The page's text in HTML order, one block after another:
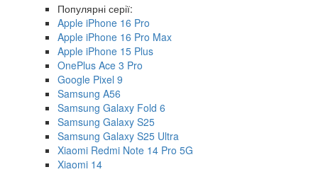
Популярні серії:
Apple iPhone 16 Pro
Apple iPhone 16 Pro Max
Apple iPhone 15 Plus
OnePlus Ace 3 Pro
Google Pixel 9
Samsung A56
Samsung Galaxy Fold 6
Samsung Galaxy S25
Samsung Galaxy S25 Ultra
Xiaomi Redmi Note 14 Pro 5G
Xiaomi 14